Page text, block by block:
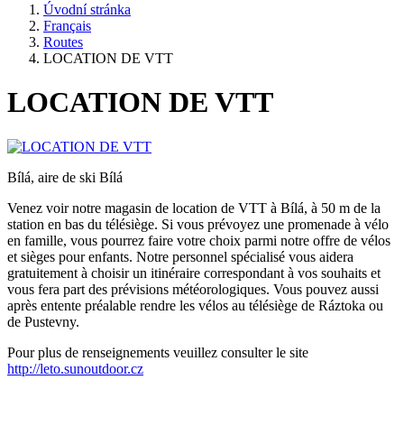
Úvodní stránka
Français
Routes
LOCATION DE VTT
LOCATION DE VTT
Bílá, aire de ski Bílá
Venez voir notre magasin de location de VTT à Bílá, à 50 m de la
station en bas du télésiège. Si vous prévoyez une promenade à vélo
en famille, vous pourrez faire votre choix parmi notre offre de vélos
et sièges pour enfants. Notre personnel spécialisé vous aidera
gratuitement à choisir un itinéraire correspondant à vos souhaits et
vous fera part des prévisions météorologiques. Vous pouvez aussi
après entente préalable rendre les vélos au télésiège de Ráztoka ou
de Pustevny.
Pour plus de renseignements veuillez consulter le site
http://leto.sunoutdoor.cz